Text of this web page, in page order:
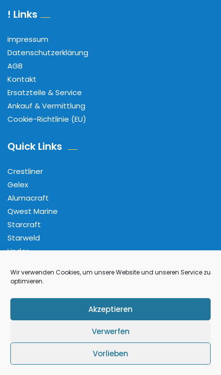
Wir verwenden Cookies, um unsere Website und unseren Service zu
optimieren.
Akzeptieren
Verwerfen
Vorlieben
! Links
Impressum
Datenschutzerklärung
AGB
Kontakt
Ersatzteile & Service
Ankauf & Vermittlung
Cookie-Richtlinie (EU)
Quick Links
Crestliner
Gelex
Alumacraft
Qwest Marine
Starcraft
Starweld
Linder
Folge Uns
Facebook
PinterestInstagram
YouTube
Tema Marine 2019